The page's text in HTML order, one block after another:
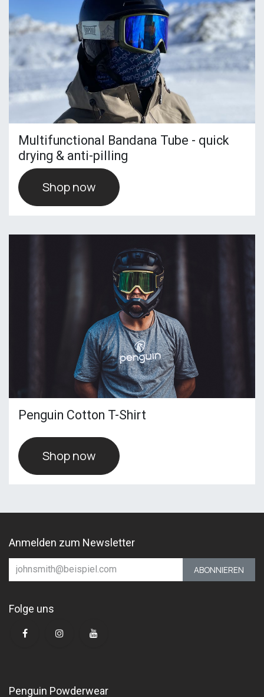
Multifunctional Bandana Tube - quick
drying & anti-pilling
Shop now
Penguin Cotton T-Shirt
Shop now
Anmelden zum Newsletter
ABONNIEREN
Folge uns
Penguin Powderwear